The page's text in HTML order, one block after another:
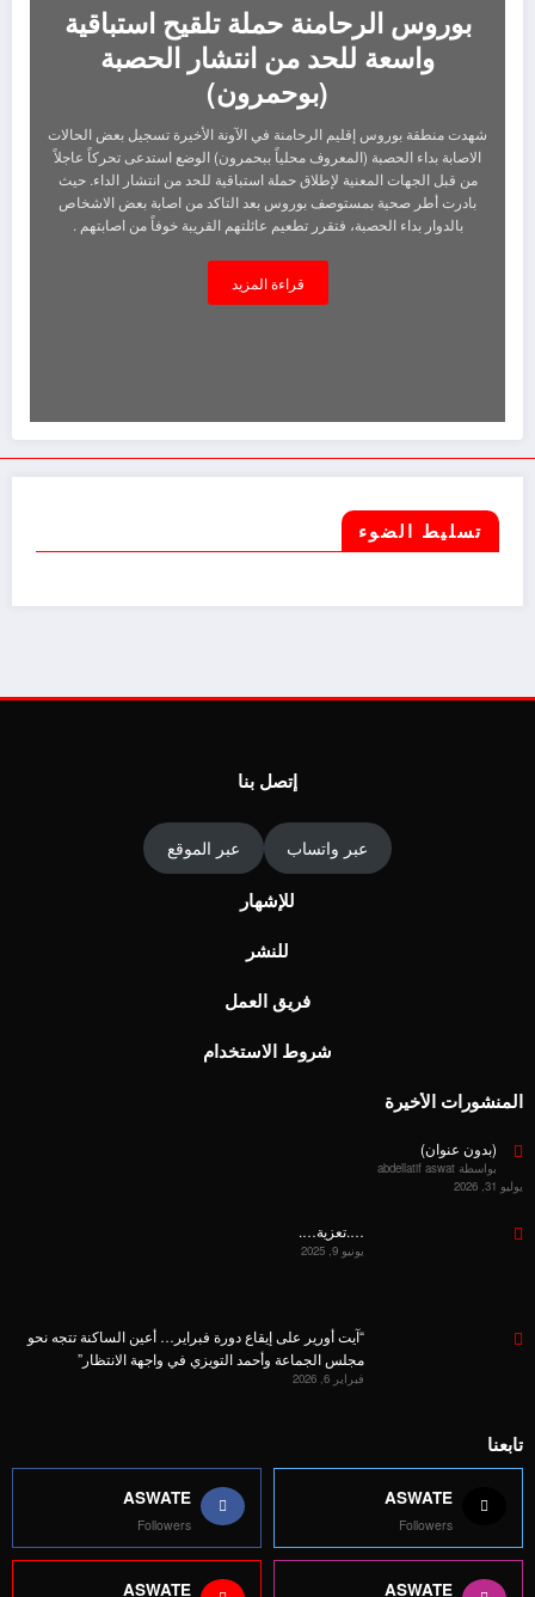
بوروس الرحامنة حملة تلقيح استباقية
واسعة للحد من انتشار الحصبة
(بوحمرون)
شهدت منطقة بوروس إقليم الرحامنة في الآونة الأخيرة تسجيل بعض الحالات
الاصابة بداء الحصبة (المعروف محلياً ببحمرون) الوضع استدعى تحركاً عاجلاً
من قبل الجهات المعنية لإطلاق حملة استباقية للحد من انتشار الداء. حيث
بادرت أطر صحية بمستوصف بوروس بعد التاكد من اصابة بعض الاشخاص
بالدوار بداء الحصبة، فتقرر تطعيم عائلتهم القريبة خوفاً من اصابتهم .
إشراف السيد قائد قيادة سيدي بوعثمان الرحامنة حيث بدأت حملة التلقيح
صباح يوم الجمعة 17/01/2025 استفادت منها مختلف الشرائح العمرية (بين
قراءة المزيد
تسليط الضوء
إتصل بنا
عبر واتساب عبر الموقع
للإشهار
للنشر
فريق العمل
شروط الاستخدام
المنشورات الأخيرة
(بدون عنوان)
بواسطة abdellatif aswat
يوليو 31, 2026
….تعزية….
يونيو 9, 2025
“آيت أورير على إيقاع دورة فبراير… أعين الساكنة تتجه نحو
مجلس الجماعة وأحمد التويزي في واجهة الانتظار”
فبراير 6, 2026
تابعنا
ASWATE
Followers
ASWATE
Followers
ASWATE
ASWATE